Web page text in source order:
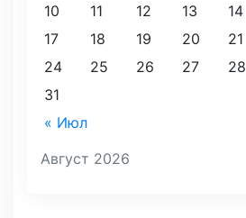
Август 2026
« Июл
10
11 12 13 14
17
18 19 20 21
24
25 26 27 28
31